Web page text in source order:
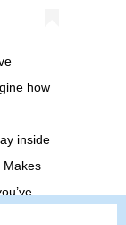
how
inside
Makes